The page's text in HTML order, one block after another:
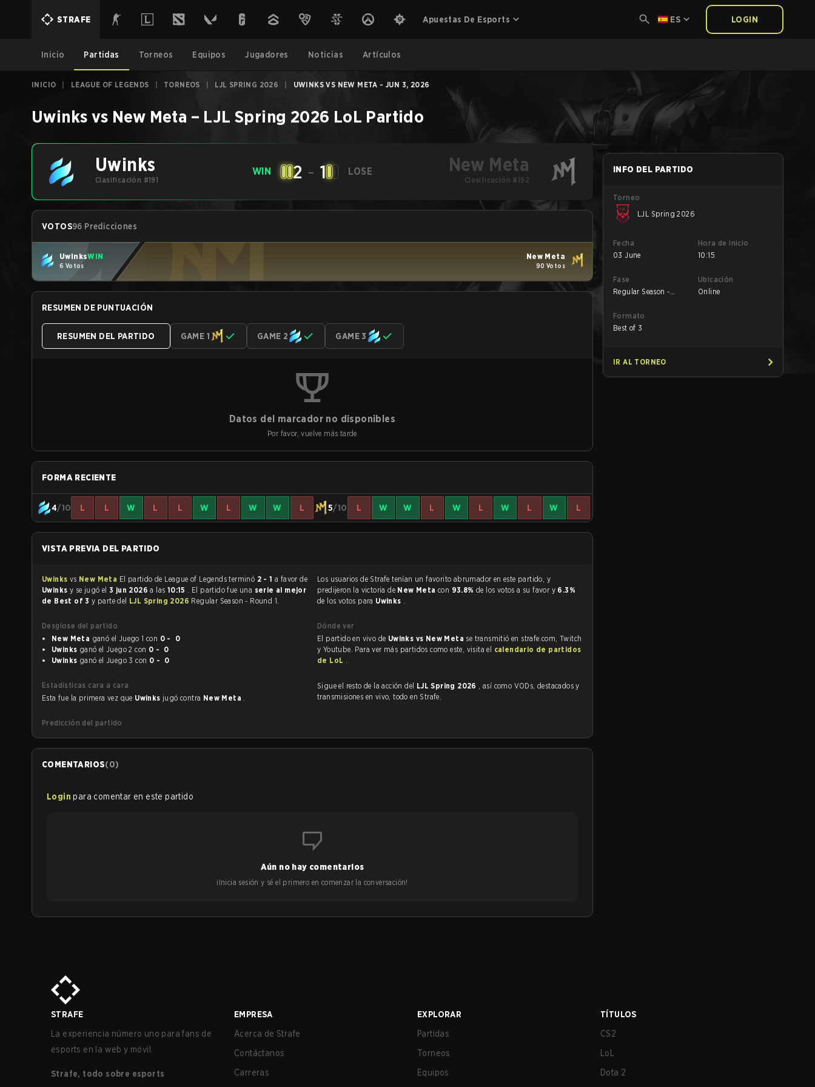
STRAFE Apuestas De Esports ES LOGIN
Inicio Partidas Torneos Equipos Jugadores Noticias Artículos
INICIO LEAGUE OF LEGENDS TORNEOS LJL SPRING 2026 UWINKS VS NEW META - JUN 3, 2026
Uwinks vs New Meta – LJL Spring 2026 LoL Partido
Uwinks
Clasificación #191
WIN 2 - 1 LOSE New Meta
Clasificación #192
VOTOS96 Predicciones
UwinksWIN
6 Votos
New Meta
90 Votos
RESUMEN DE PUNTUACIÓN
RESUMEN DEL PARTIDO GAME 1 GAME 2 GAME 3
Datos del marcador no disponibles
Por favor, vuelve más tarde
FORMA RECIENTE
4/10 L L W L L W L W W L 5/10 L W W L W L W L W L
VISTA PREVIA DEL PARTIDO
Uwinks vs New Meta El partido de League of Legends terminó 2 - 1 a favor de
Uwinks y se jugó el 3 jun 2026a las 10:15 . El partido fue una serie al mejor
de Best of 3y parte del LJL Spring 2026 Regular Season - Round 1.
Desglose del partido
New Meta
ganó el Juego 1 con
0 - 0
Uwinks
ganó el Juego 2 con
0 - 0
Uwinks
ganó el Juego 3 con 0 - 0
Estadísticas cara a cara
Esta fue la primera vez que Uwinks jugó contra New Meta .
Predicción del partido
Los usuarios de Strafe tenían un favorito abrumador en este partido, y
predijeron la victoria de New Meta con 93.8% de los votos a su favor y 6.3%
de los votos para Uwinks .
Dónde ver
El partido en vivo de Uwinks vs New Meta se transmitió en strafe.com, Twitch
y Youtube. Para ver más partidos como este, visita el calendario de partidos
de LoL .
Sigue el resto de la acción del LJL Spring 2026 , así como VODs, destacados y
transmisiones en vivo, todo en Strafe.
COMENTARIOS(0)
Login para comentar en este partido
Aún no hay comentarios
¡Inicia sesión y sé el primero en comenzar la conversación!
INFO DEL PARTIDO
Torneo
LJL Spring 2026
Fecha
03 June
Hora de inicio
10:15
Fase
Regular Season -
Ubicación
Online
Formato
Best of 3
IR AL TORNEO
STRAFE
La experiencia número uno para fans de
esports en la web y móvil.
Strafe, todo sobre esports
EMPRESA
Acerca de Strafe
Contáctanos
Carreras
EXPLORAR
Partidas
Torneos
Equipos
TÍTULOS
CS2
LoL
Dota 2